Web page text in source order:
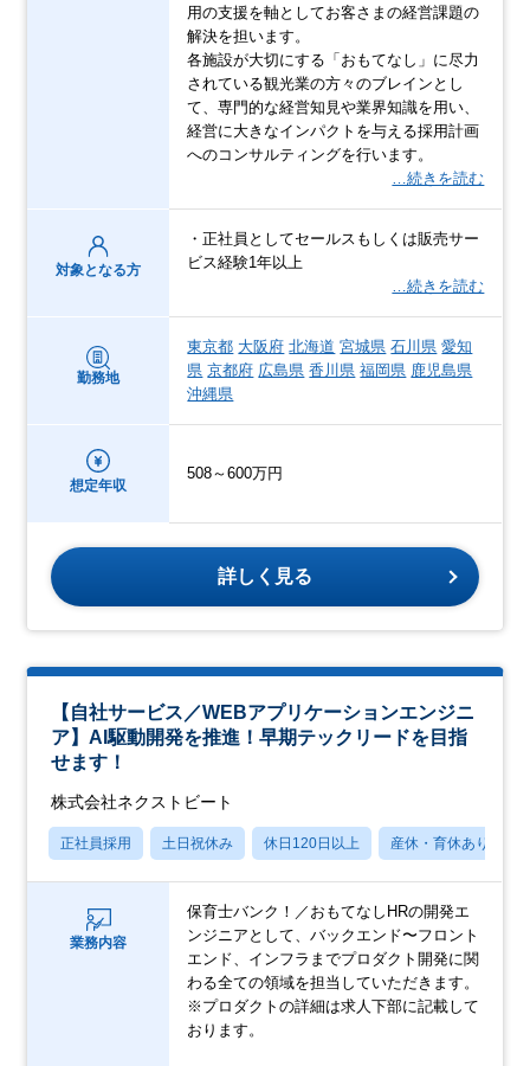
用の支援を軸としてお客さまの経営課題の
解決を担います。
各施設が大切にする「おもてなし」に尽力
されている観光業の方々のブレインとし
て、専門的な経営知見や業界知識を用い、
経営に大きなインパクトを与える採用計画
へのコンサルティングを行います。
…続きを読む
対象となる方
・正社員としてセールスもしくは販売サー
ビス経験1年以上
…続きを読む
勤務地
東京都 大阪府 北海道 宮城県 石川県 愛知
県 京都府 広島県 香川県 福岡県 鹿児島県
沖縄県
想定年収
508～600万円
詳しく見る
【自社サービス／WEBアプリケーションエンジニ
ア】AI駆動開発を推進！早期テックリードを目指
せます！
株式会社ネクストビート
正社員採用 土日祝休み 休日120日以上 産休・育休あり
業務内容
保育士バンク！／おもてなしHRの開発エ
ンジニアとして、バックエンド〜フロント
エンド、インフラまでプロダクト開発に関
わる全ての領域を担当していただきます。
※プロダクトの詳細は求人下部に記載して
おります。